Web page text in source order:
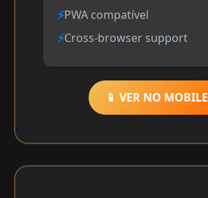
PWA compatível
Cross-browser support
📱 VER NO MOBILE